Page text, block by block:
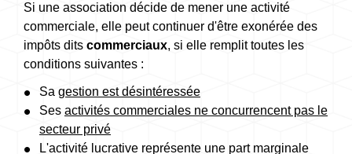
Si une association décide de mener une activité
commerciale, elle peut continuer d'être exonérée des
impôts dits commerciaux, si elle remplit toutes les
conditions suivantes :
Sa gestion est désintéressée
Ses activités commerciales ne concurrencent pas le
secteur privé
L'activité lucrative représente une part marginale